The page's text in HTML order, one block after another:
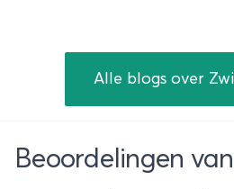
Alle blogs over
Beoordelingen